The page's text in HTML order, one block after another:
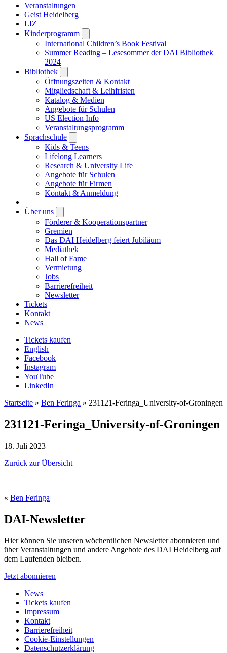
Veranstaltungen
Geist Heidelberg
LIZ
Kinderprogramm
submenu
International Children’s Book Festival
Summer Reading – Lesesommer der DAI Bibliothek
2024
Bibliothek
submenu
Öffnungszeiten & Kontakt
Mitgliedschaft & Leihfristen
Katalog & Medien
Angebote für Schulen
US Election Info
Veranstaltungsprogramm
Sprachschule
submenu
Kids & Teens
Lifelong Learners
Research & University Life
Angebote für Schulen
Angebote für Firmen
Kontakt & Anmeldung
|
Über uns
submenu
Förderer & Kooperationspartner
Gremien
Das DAI Heidelberg feiert Jubiläum
Mediathek
Hall of Fame
Vermietung
Jobs
Barrierefreiheit
Newsletter
Tickets
Kontakt
News
Tickets kaufen
English
Facebook
Instagram
YouTube
LinkedIn
Startseite » Ben Feringa » 231121-Feringa_University-of-Groningen
231121-Feringa_University-of-Groningen
18. Juli 2023
Zurück zur Übersicht
« Ben Feringa
DAI-Newsletter
Hier können Sie unseren wöchentlichen Newsletter abonnieren und
über Veranstaltungen und andere Angebote des DAI Heidelberg auf
dem Laufenden bleiben.
Jetzt abonnieren
News
Tickets kaufen
Impressum
Kontakt
Barrierefreiheit
Cookie-Einstellungen
Datenschutzerklärung